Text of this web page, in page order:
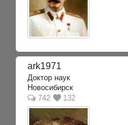
ark1971
Доктор наук
Новосибирск
742
132